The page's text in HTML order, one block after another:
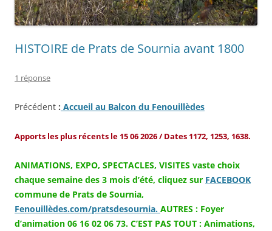
HISTOIRE de Prats de Sournia avant 1800
1 réponse
Précédent : Accueil au Balcon du Fenouillèdes
Apports les plus récents le 15 06 2026 / Dates 1172, 1253, 1638.
ANIMATIONS, EXPO, SPECTACLES, VISITES vaste choix
chaque semaine des 3 mois d’été, cliquez sur FACEBOOK
commune de Prats de Sournia,
Fenouillèdes.com/pratsdesournia. AUTRES : Foyer
d’animation 06 16 02 06 73. C’EST PAS TOUT : Animations,